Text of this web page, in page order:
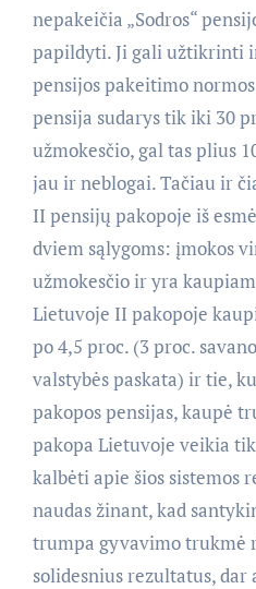
nepakeičia „Sodros“
papildyti. Ji gali užtikrinti
pensijos pakeitimo normos
pensija sudarys tik iki 30
užmokesčio, gal tas plius
jau ir neblogai. Tačiau ir
II pensijų pakopoje iš
dviem sąlygoms: įmokos
užmokesčio ir yra
Lietuvoje II pakopoje
po 4,5 proc. (3 proc.
valstybės paskata) ir tie,
pakopos pensijas, kaupė
pakopa Lietuvoje veikia
kalbėti apie šios sistemos
naudas žinant, kad
trumpa gyvavimo trukmė
solidesnius rezultatus, dar